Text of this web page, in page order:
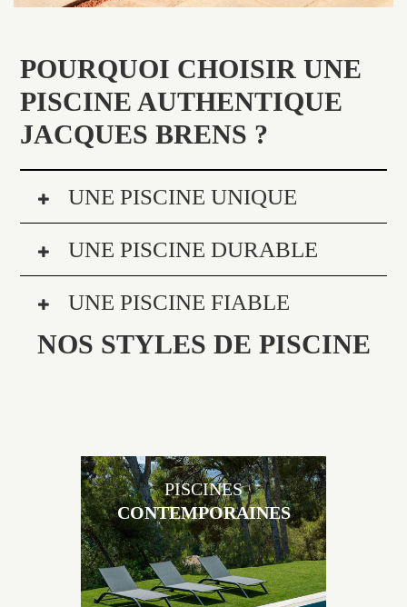
POURQUOI CHOISIR UNE
PISCINE AUTHENTIQUE
JACQUES BRENS ?
UNE PISCINE UNIQUE
UNE PISCINE DURABLE
UNE PISCINE FIABLE
NOS STYLES DE PISCINE
Les piscines en béton contemporaines Jacques
Brens sont uniques grâce au large choix de
PISCINES
CONTEMPORAINES